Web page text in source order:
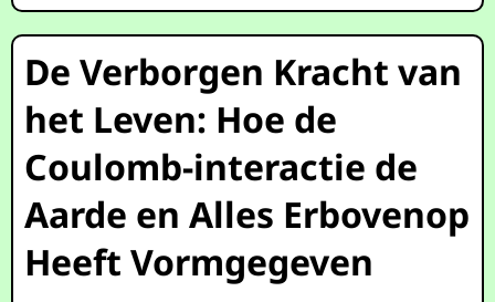
De Verborgen Kracht van
het Leven: Hoe de
Coulomb-interactie de
Aarde en Alles Erbovenop
Heeft Vormgegeven